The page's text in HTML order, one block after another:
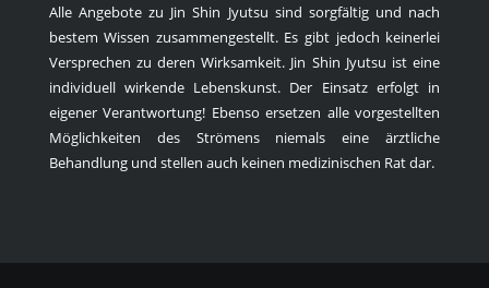
Alle Angebote zu Jin Shin Jyutsu sind sorgfältig und nach
bestem Wissen zusammengestellt. Es gibt jedoch keinerlei
Versprechen zu deren Wirksamkeit. Jin Shin Jyutsu ist eine
individuell wirkende Lebenskunst. Der Einsatz erfolgt in
eigener Verantwortung! Ebenso ersetzen alle vorgestellten
Möglichkeiten des Strömens niemals eine ärztliche
Behandlung und stellen auch keinen medizinischen Rat dar.